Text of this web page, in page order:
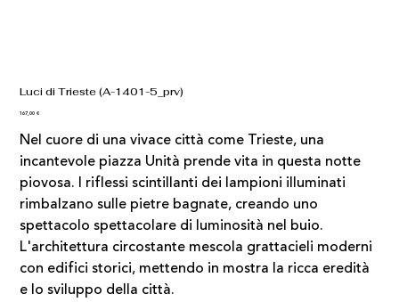
Luci di Trieste (A-1401-5_prv)
Prezzo
167,00 €
Nel cuore di una vivace città come Trieste, una
incantevole piazza Unità prende vita in questa notte
piovosa. I riflessi scintillanti dei lampioni illuminati
rimbalzano sulle pietre bagnate, creando uno
spettacolo spettacolare di luminosità nel buio.
L'architettura circostante mescola grattacieli moderni
con edifici storici, mettendo in mostra la ricca eredità
e lo sviluppo della città.